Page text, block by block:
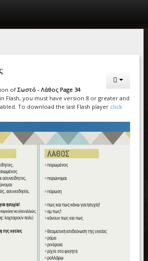
of Σωστό - Λάθος Page 34
Flash, you must have version 8 or greater and
To download the last Flash player click